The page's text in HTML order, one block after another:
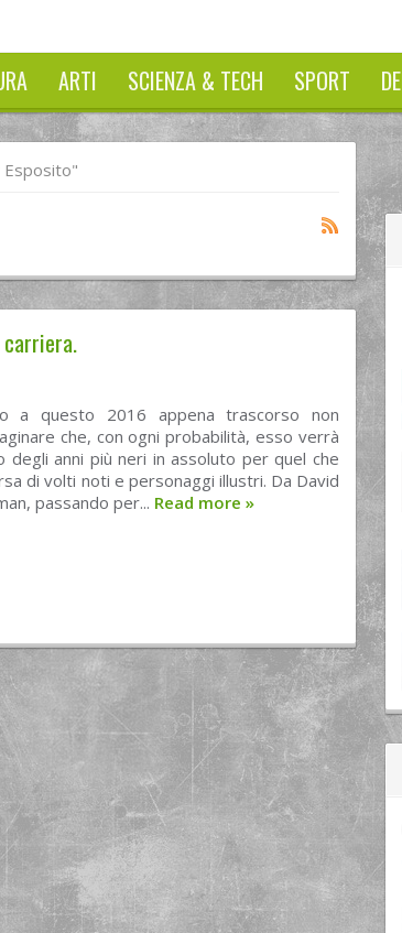
ARTI SCIENZA & TECH SPORT
carriera.
a questo 2016 appena trascorso non
che, con ogni probabilità, esso verrà
degli anni più neri in assoluto per quel che
di volti noti e personaggi illustri. Da David
passando per... Read more »